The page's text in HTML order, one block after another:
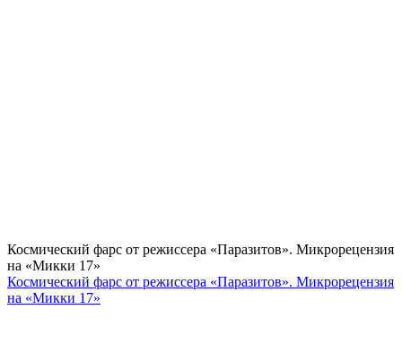
Космический фарс от режиссера «Паразитов». Микрорецензия
на «Микки 17»
Космический фарс от режиссера «Паразитов». Микрорецензия
на «Микки 17»